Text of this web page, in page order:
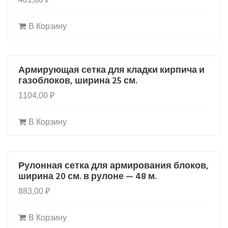
В Корзину
HOT
Армирующая сетка для кладки кирпича и
газоблоков, ширина 25 см.
1104,00 ₽
В Корзину
HOT
Рулонная сетка для армирования блоков,
ширина 20 см. в рулоне — 48 м.
883,00 ₽
В Корзину